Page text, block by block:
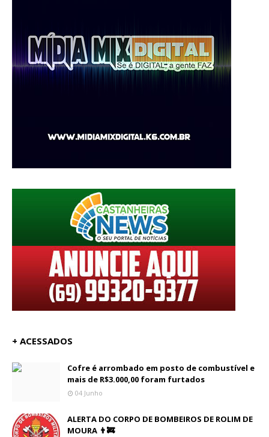
+ ACESSADOS
Cofre é arrombado em posto de combustível e
mais de R$3.000,00 foram furtados
04 Junho
ALERTA DO CORPO DE BOMBEIROS DE ROLIM DE
MOURA 👨‍🚒